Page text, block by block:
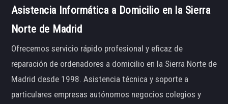
Asistencia Informática a Domicilio en la Sierra
Norte de Madrid
Ofrecemos servicio rápido profesional y eficaz de
reparación de ordenadores a domicilio en la Sierra Norte de
Madrid desde 1998. Asistencia técnica y soporte a
particulares empresas autónomos negocios colegios y